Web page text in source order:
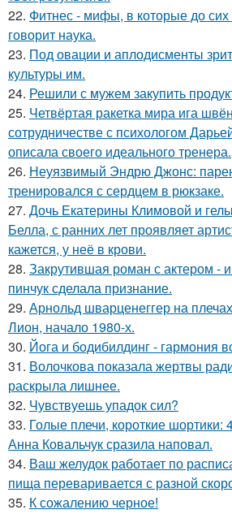
22. Фитнес - мифы, в которые до сих
говорит наука.
23. Под овации и аплодисменты
культуры им.
24. Решили с мужем закупить
25. Четвёртая ракетка мира ига
сотрудничестве с психологом
описала своего идеального тренера.
26. Неуязвимый Эндрю Джонс:
тренировался с сердцем в рюкзаке.
27. Дочь Екатерины Климовой и
Белла, с ранних лет проявляет
кажется, у неё в крови.
28. Закрутившая роман с актером -
пинчук сделала признание.
29. Арнольд шварценеггер на
Лион, начало 1980-х.
30. Йога и бодибилдинг - гармония
31. Волочкова показала жертвы
раскрыла лишнее.
32. Чувствуешь упадок сил?
33. Голые плечи, короткие шортики:
Анна Ковальчук сразила наповал.
34. Ваш желудок работает по
пища переваривается с разной
35. К сожалению черное!